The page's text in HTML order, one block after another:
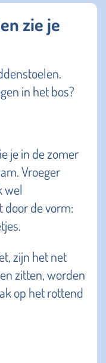
zie je
in het bos?
je in de zomer
Vroeger
wel
door de vorm:
zijn het net
zitten, worden
op het rottend